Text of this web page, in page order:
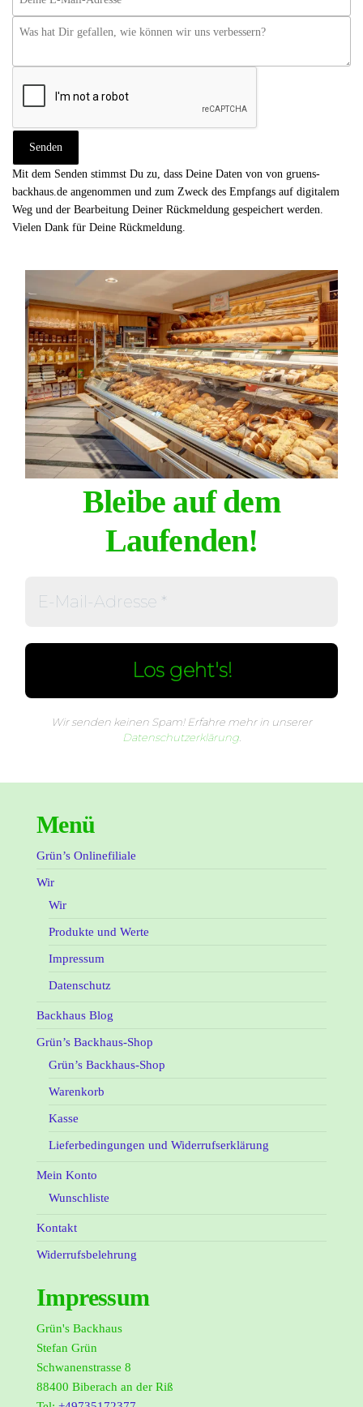
Mit dem Senden stimmst Du zu, dass Deine Daten von von gruens-
backhaus.de angenommen und zum Zweck des Empfangs auf digitalem
Weg und der Bearbeitung Deiner Rückmeldung gespeichert werden.
Vielen Dank für Deine Rückmeldung.
Bleibe auf dem
Laufenden!
Wir senden keinen Spam! Erfahre mehr in unserer
Datenschutzerklärung.
Menü
Grün’s Onlinefiliale
Wir
Wir
Produkte und Werte
Impressum
Datenschutz
Backhaus Blog
Grün’s Backhaus-Shop
Grün’s Backhaus-Shop
Warenkorb
Kasse
Lieferbedingungen und Widerrufserklärung
Mein Konto
Wunschliste
Kontakt
Widerrufsbelehrung
Impressum
Grün's Backhaus
Stefan Grün
Schwanenstrasse 8
88400 Biberach an der Riß